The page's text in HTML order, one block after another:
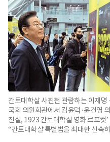
간토대학살 사진전 관람하는 이재
국회 의원회관에서 김윤덕·윤건영
진실, 1923 간토대학살 영화 르포컷
“간토대학살 특별법을 최대한 신속